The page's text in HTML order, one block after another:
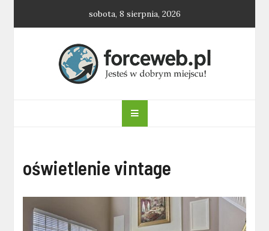
sobota, 8 sierpnia, 2026
forceweb.pl
oświetlenie vintage